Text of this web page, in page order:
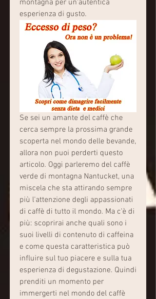
montagna per un'autentica
esperienza di gusto.
Se sei un amante del caffè che
cerca sempre la prossima grande
scoperta nel mondo delle bevande,
allora non puoi perderti questo
articolo. Oggi parleremo del caffè
verde di montagna Nantucket, una
miscela che sta attirando sempre
più l'attenzione degli appassionati
di caffè di tutto il mondo. Ma c'è di
più: scoprirai anche quali sono i
suoi livelli di contenuto di caffeina
e come questa caratteristica può
influire sul tuo piacere e sulla tua
esperienza di degustazione. Quindi
prenditi un momento per
immergerti nel mondo del caffè